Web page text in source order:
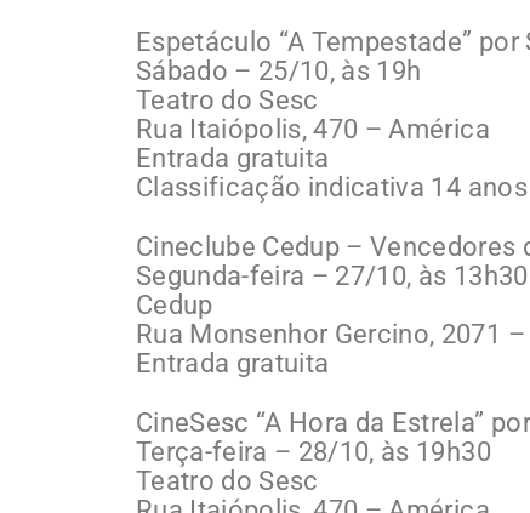
Espetáculo “A Tempestade” por
Sábado – 25/10, às 19h
Teatro do Sesc
Rua Itaiópolis, 470 – América
Entrada gratuita
Classificação indicativa 14 anos
Cineclube Cedup – Vencedores
Segunda-feira – 27/10, às 13h30
Cedup
Rua Monsenhor Gercino, 2071
Entrada gratuita
CineSesc “A Hora da Estrela”
Terça-feira – 28/10, às 19h30
Teatro do Sesc